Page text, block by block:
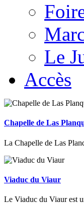
Le
Accès
Chapelle de Las
La Chapelle de Las
Viaduc du Viaur
Le Viaduc du Viaur est